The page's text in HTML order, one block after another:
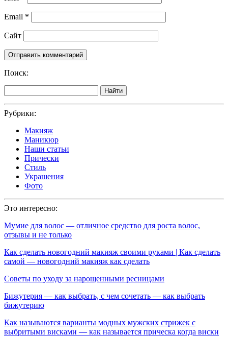
Email *
Сайт
Поиск:
Найти
Рубрики:
Макияж
Маникюр
Наши статьи
Прически
Стиль
Украшения
Фото
Это интересно:
Мумие для волос — отличное средство для роста волос,
отзывы и не только
Как сделать новогодний макияж своими руками | Как сделать
самой — новогодний макияж как сделать
Советы по уходу за нарощенными ресницами
Бижутерия — как выбрать, с чем сочетать — как выбрать
бижутерию
Как называются варианты модных мужских стрижек с
выбритыми висками — как называется прическа когда виски